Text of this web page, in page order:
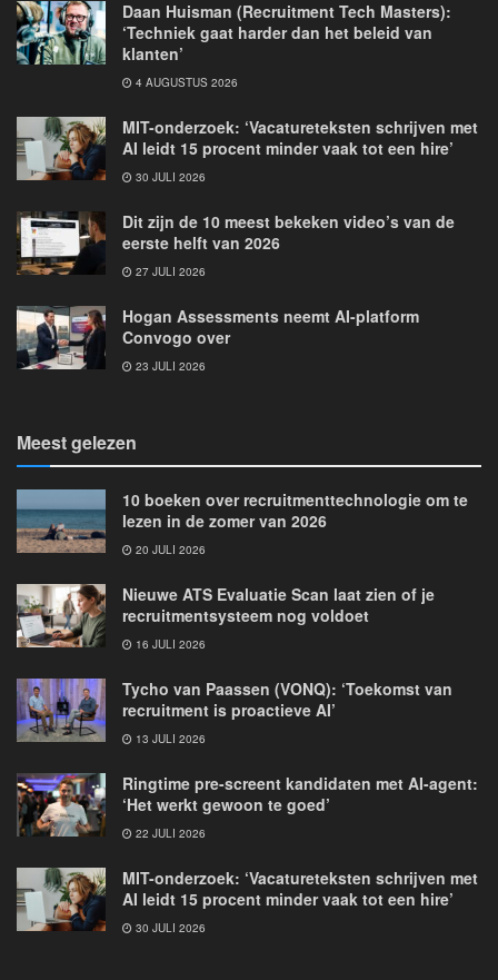
Daan Huisman (Recruitment Tech Masters):
‘Techniek gaat harder dan het beleid van
klanten’
4 AUGUSTUS 2026
MIT-onderzoek: ‘Vacatureteksten schrijven met
AI leidt 15 procent minder vaak tot een hire’
30 JULI 2026
Dit zijn de 10 meest bekeken video’s van de
eerste helft van 2026
27 JULI 2026
Hogan Assessments neemt AI-platform
Convogo over
23 JULI 2026
Meest gelezen
10 boeken over recruitmenttechnologie om te
lezen in de zomer van 2026
20 JULI 2026
Nieuwe ATS Evaluatie Scan laat zien of je
recruitmentsysteem nog voldoet
16 JULI 2026
Tycho van Paassen (VONQ): ‘Toekomst van
recruitment is proactieve AI’
13 JULI 2026
Ringtime pre-screent kandidaten met AI-agent:
‘Het werkt gewoon te goed’
22 JULI 2026
MIT-onderzoek: ‘Vacatureteksten schrijven met
AI leidt 15 procent minder vaak tot een hire’
30 JULI 2026